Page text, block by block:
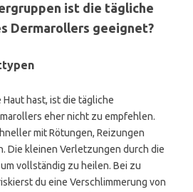
ist die tägliche
Dermarollers geeignet?
hast, ist die tägliche
eher nicht zu empfehlen.
mit Rötungen, Reizungen
Die kleinen Verletzungen durch die
vollständig zu heilen. Bei zu
du eine Verschlimmerung von